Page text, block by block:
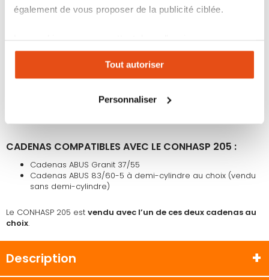
également de vous proposer de la publicité ciblée.
expérience personnalisée sur notre site. Vous pouvez
changer votre choix à n'importe quel moment. Refuser
tous les cookies peut limiter certaines fonctionnalités.
Tout autoriser
Personnaliser
CARACTÉRISTIQUES :
Utilisation :solidarisation des barres verticales
ensemble pour empêcher l'ouverture
Marque :ABUS
Fonctionnement :verrouillage par cadenas au choix
CADENAS COMPATIBLES AVEC LE CONHASP 205 :
Cadenas ABUS Granit 37/55
Cadenas ABUS 83/60-5 à demi-cylindre au choix (vendu
sans demi-cylindre)
Le CONHASP 205 est vendu avec l’un de ces deux cadenas au
choix.
Description